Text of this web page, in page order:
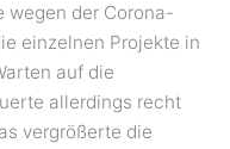
wegen der Corona-
einzelnen Projekte in
auf die
allerdings recht
vergrößerte die